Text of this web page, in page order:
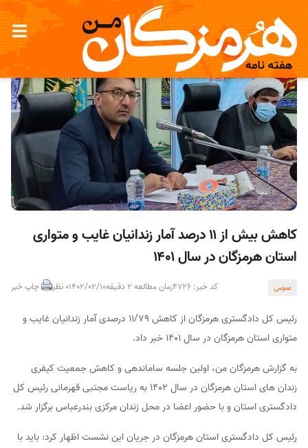
کاهش بیش از ۱۱ درصد آمار زندانیان غایب و متواری
استان هرمزگان در سال ۱۴۰۱
عمومی کد خبر: 4726 زمان مطالعه 2 دقیقه 1402/02/100 نظر چاپ خبر
رئیس کل دادگستری هرمزگان از کاهش ۱۱/۷۹ درصدی آمار زندانیان غایب و
متواری استان هرمزگان در سال ۱۴۰۱ خبر داد.
به گزارش هرمزگان من، اولین جلسه ساماندهی و کاهش جمعیت کیفری
زندان های استان هرمزگان در سال ۱۴۰۲ به ریاست مجتبی قهرمانی رئیس کل
دادگستری استان و با حضور اعضا در محل زندان مرکزی بندرعباس برگزار شد.
رئیس کل دادگستری استان هرمزگان در جریان این نشست اظهار کرد: باید با